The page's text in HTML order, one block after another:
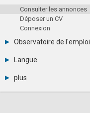
Tarifs
Interface recruteur
Consulter les annonces
Déposer un CV
Connexion
Observatoire de l'emploi
Par métier
Par contrat
Langue
Español
plus
Actualités